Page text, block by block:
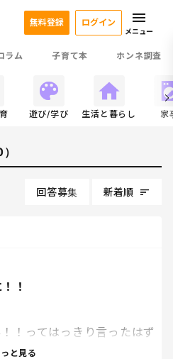
ラム 子育て本 ホンネ調査
無料登録 ログイン
メニュー
遊び/学び 生活と暮らし 家
回答募集 新着順
！
！ってはっきり言ったはず
と見る